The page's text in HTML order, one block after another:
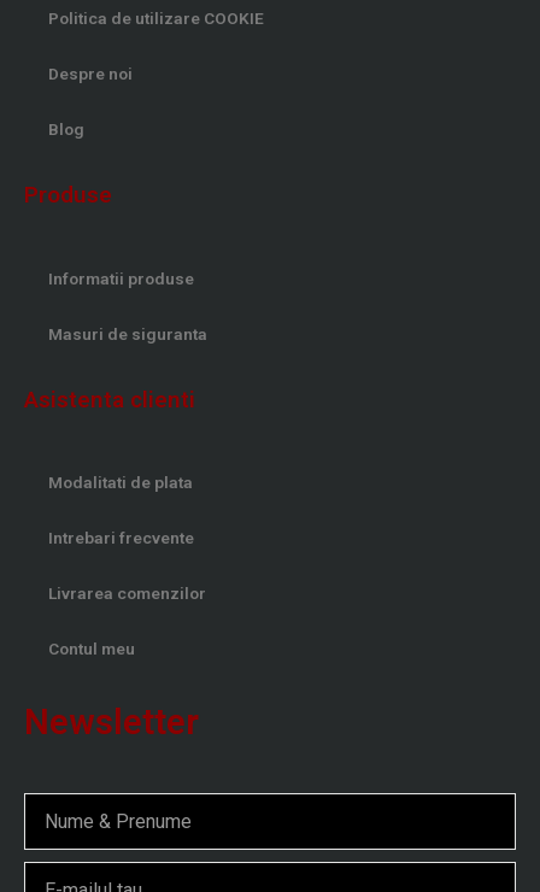
Politica de utilizare COOKIE
Despre noi
Blog
Produse
Informatii produse
Masuri de siguranta
Asistenta clienti
Modalitati de plata
Intrebari frecvente
Livrarea comenzilor
Contul meu
Newsletter